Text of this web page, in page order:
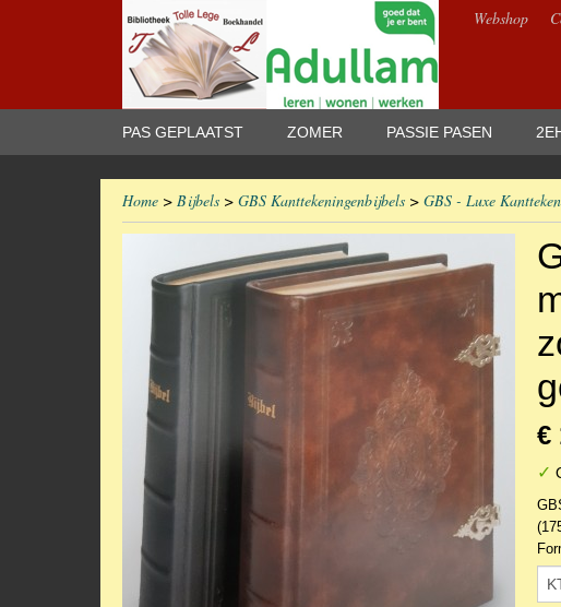
Webshop
PAS GEPLAATST ZOMER PASSIE PASEN
Home > Bijbels > GBS Kanttekeningenbijbels > GBS - Luxe
€
✓